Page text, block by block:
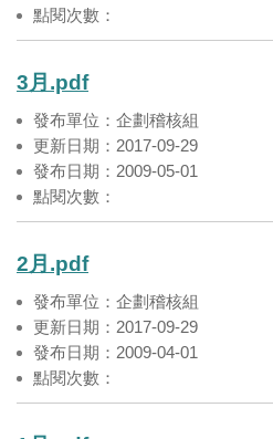
點閱次數：
3月.pdf
發布單位：企劃稽核組
更新日期：2017-09-29
發布日期：2009-05-01
點閱次數：
2月.pdf
發布單位：企劃稽核組
更新日期：2017-09-29
發布日期：2009-04-01
點閱次數：